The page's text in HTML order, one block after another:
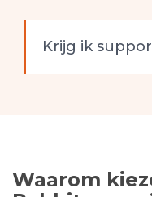
Krijg ik
Waarom